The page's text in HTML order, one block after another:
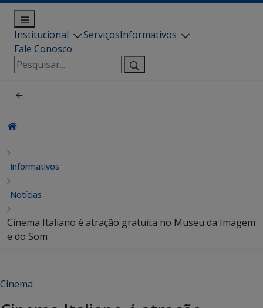
Institucional ServiçosInformativos
Fale Conosco
Pesquisar
por:
Informativos
Notícias
Cinema Italiano é atração gratuita no Museu da Imagem
e do Som
Cinema